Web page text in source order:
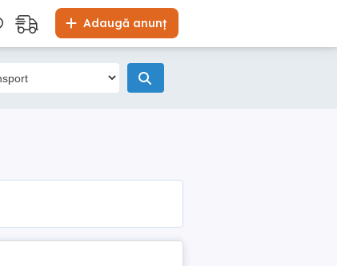
Adaugă anunț